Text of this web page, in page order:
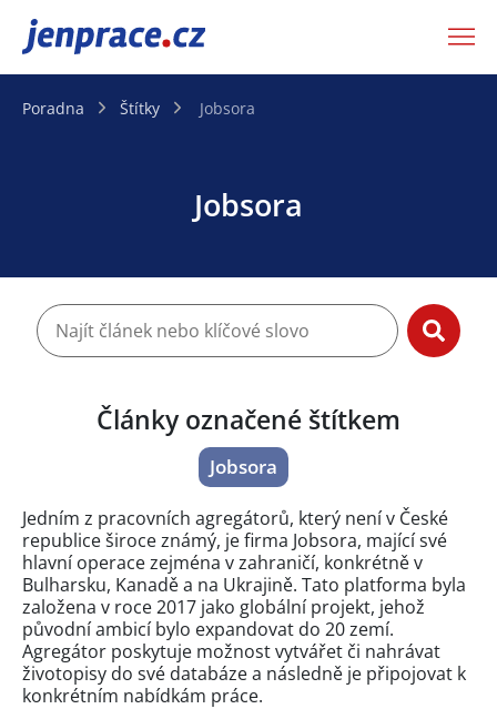
JenPráce.cz
Poradna Štítky Jobsora
Jobsora
Články označené štítkem
Jobsora
Jedním z pracovních agregátorů, který není v České
republice široce známý, je firma Jobsora, mající své
hlavní operace zejména v zahraničí, konkrétně v
Bulharsku, Kanadě a na Ukrajině. Tato platforma byla
založena v roce 2017 jako globální projekt, jehož
původní ambicí bylo expandovat do 20 zemí.
Agregátor poskytuje možnost vytvářet či nahrávat
životopisy do své databáze a následně je připojovat k
konkrétním nabídkám práce.